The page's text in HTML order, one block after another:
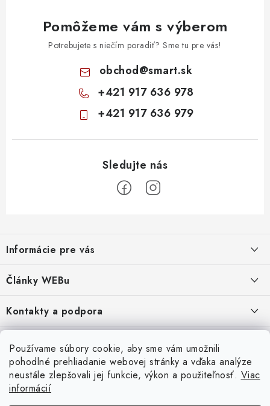
Používame súbory cookie, aby sme vám umožnili
pohodlné prehliadanie webovej stránky a vďaka analýze
neustále zlepšovali jej funkcie, výkon a použiteľnosť. Viac
informácií
Pomôžeme vám s výberom
Potrebujete s niečím poradiť? Sme tu pre vás!
obchod@smart.sk
+421 917 636 978
+421 917 636 979
p
ä
e
Informácie pre vás
Obchodné podmienky
Moja objednávka
Odstúpenie od zmluvy
Formuláre na stiahnutie
Napíšte nám
Články WEBu
Dôležité oznamy
16.6.2026
Nákup na splátky
23.10.2022
Ako nakupovať
Kontakty a podpora
2.8.2022
Doprava a Platba
4.3.2022
Servisné služby
Servis a služby pre Vás
5.3.2022
Doprava - UPS Doprava - Packeta Splátky - Home Credit